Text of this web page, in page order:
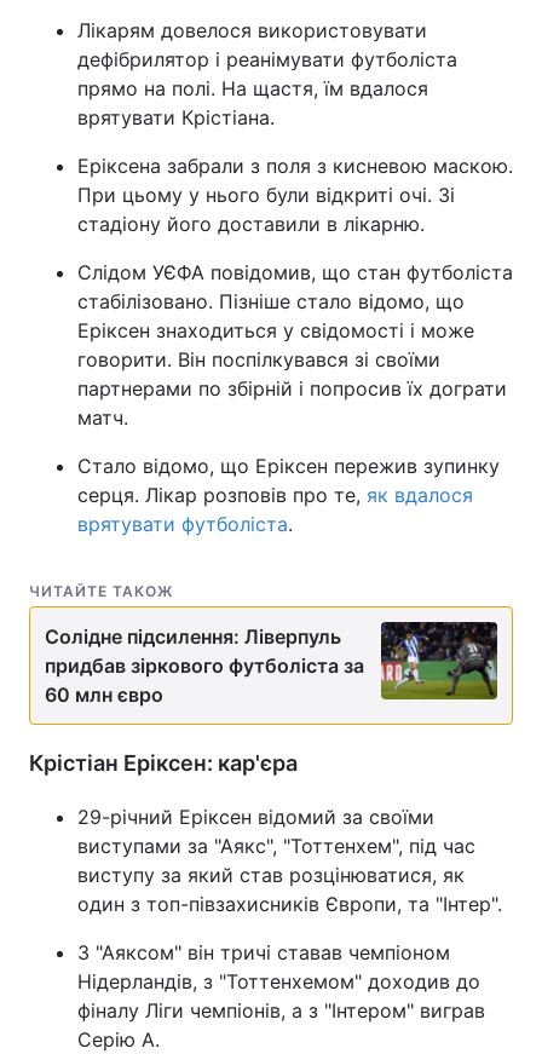
Лікарям довелося використовувати
дефібрилятор і реанімувати футболіста
прямо на полі. На щастя, їм вдалося
врятувати Крістіана.
Еріксена забрали з поля з кисневою маскою.
При цьому у нього були відкриті очі. Зі
стадіону його доставили в лікарню.
Слідом УЄФА повідомив, що стан футболіста
стабілізовано. Пізніше стало відомо, що
Еріксен знаходиться у свідомості і може
говорити. Він поспілкувався зі своїми
партнерами по збірній і попросив їх дограти
матч.
Стало відомо, що Еріксен пережив зупинку
серця. Лікар розповів про те, як вдалося
врятувати футболіста.
ЧИТАЙТЕ ТАКОЖ
Солідне підсилення: Ліверпуль
придбав зіркового футболіста за
60 млн євро
Крістіан Еріксен: кар'єра
29-річний Еріксен відомий за своїми
виступами за "Аякс", "Тоттенхем", під час
виступу за який став розцінюватися, як
один з топ-півзахисників Європи, та "Інтер".
З "Аяксом" він тричі ставав чемпіоном
Нідерландів, з "Тоттенхемом" доходив до
фіналу Ліги чемпіонів, а з "Інтером" виграв
Серію А.